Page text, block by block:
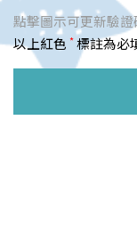
點擊圖示可更新驗證
以上紅色 *標註為必